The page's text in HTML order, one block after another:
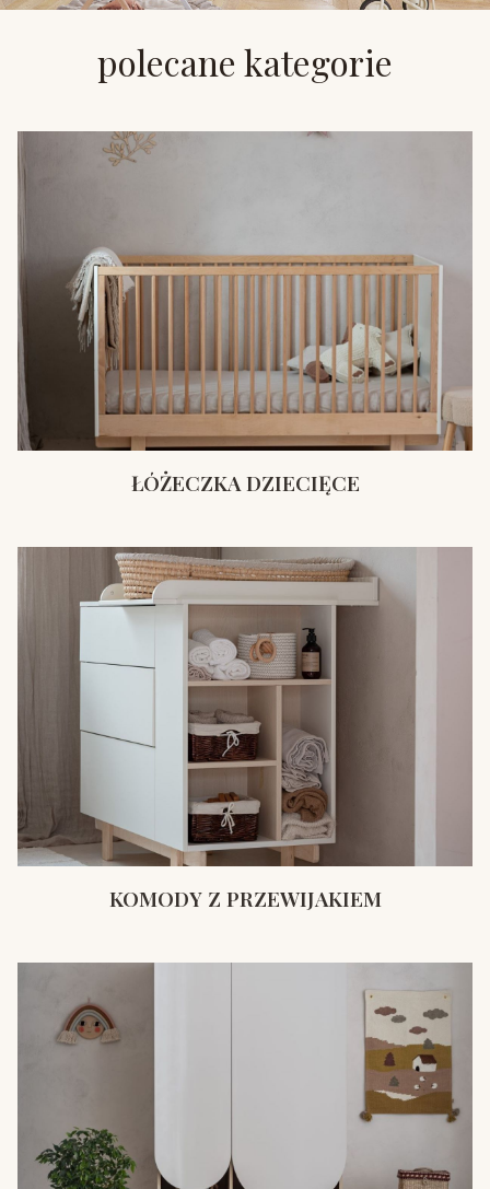
polecane kategorie
ŁÓŻECZKA DZIECIĘCE
KOMODY Z PRZEWIJAKIEM